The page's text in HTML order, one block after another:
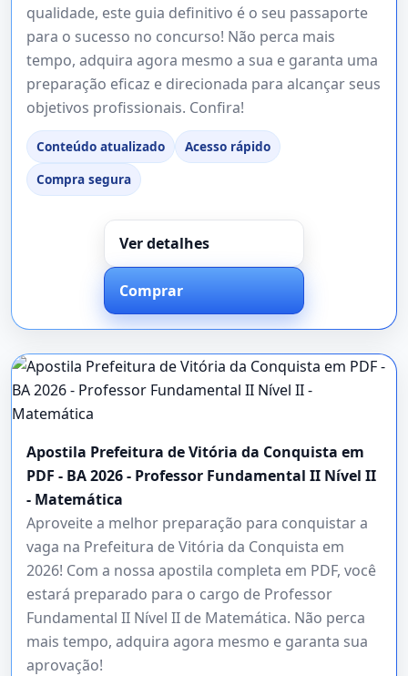
qualidade, este guia definitivo é o seu passaporte
para o sucesso no concurso! Não perca mais
tempo, adquira agora mesmo a sua e garanta uma
preparação eficaz e direcionada para alcançar seus
objetivos profissionais. Confira!
Conteúdo atualizado
Acesso rápido
Compra segura
Ver detalhes
Comprar
Apostila Prefeitura de Vitória da Conquista em
PDF - BA 2026 - Professor Fundamental II Nível II
- Matemática
Aproveite a melhor preparação para conquistar a
vaga na Prefeitura de Vitória da Conquista em
2026! Com a nossa apostila completa em PDF, você
estará preparado para o cargo de Professor
Fundamental II Nível II de Matemática. Não perca
mais tempo, adquira agora mesmo e garanta sua
aprovação!